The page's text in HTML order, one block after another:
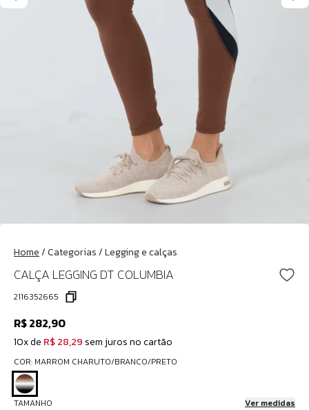
Home/Categorias/Legging e calças
CALÇA LEGGING DT COLUMBIA
2116352665
R$ 282,90
10x de R$ 28,29 sem juros no cartão
COR: MARROM CHARUTO/BRANCO/PRETO
TAMANHO Ver medidas